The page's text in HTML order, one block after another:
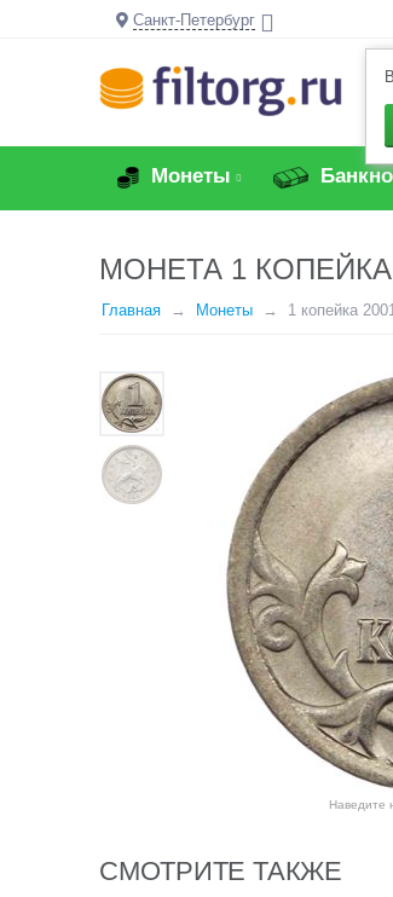
Санкт-Петербург
Монеты
МОНЕТА 1 КОПЕЙКА
Главная Монеты 1 копейка
Наведите
СМОТРИТЕ ТАКЖЕ